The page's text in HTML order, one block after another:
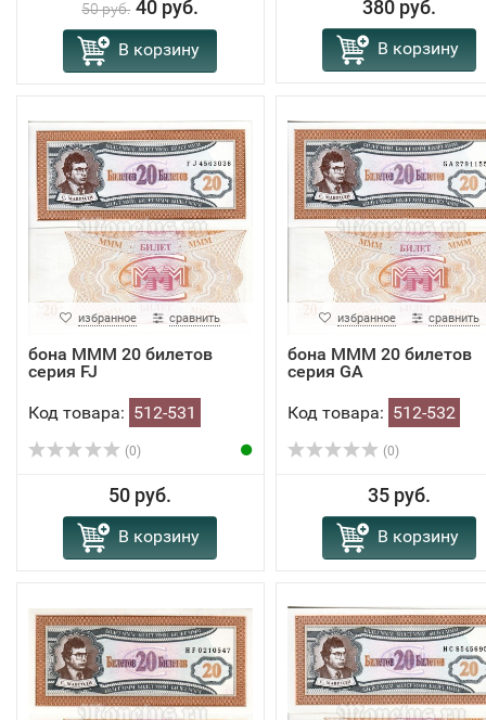
50 руб. 40 руб.
В корзину
380 руб.
В корзину
избранное сравнить
бона МММ 20 билетов
серия FJ
Код товара: 512-531
(0)
50 руб.
В корзину
избранное сравнить
бона МММ 20 билетов
серия GA
Код товара: 512-532
(0)
35 руб.
В корзину